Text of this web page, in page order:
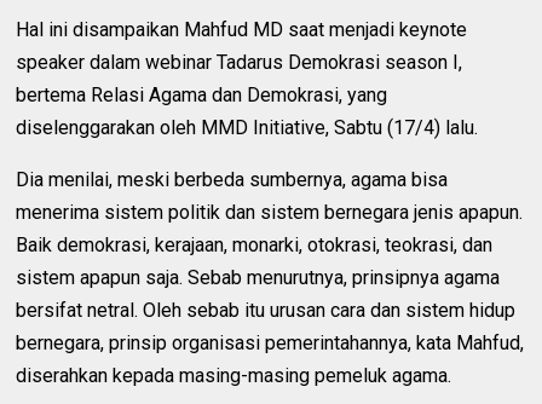
Hal ini disampaikan Mahfud MD saat menjadi keynote
speaker dalam webinar Tadarus Demokrasi season I,
bertema Relasi Agama dan Demokrasi, yang
diselenggarakan oleh MMD Initiative, Sabtu (17/4) lalu.
Dia menilai, meski berbeda sumbernya, agama bisa
menerima sistem politik dan sistem bernegara jenis apapun.
Baik demokrasi, kerajaan, monarki, otokrasi, teokrasi, dan
sistem apapun saja. Sebab menurutnya, prinsipnya agama
bersifat netral. Oleh sebab itu urusan cara dan sistem hidup
bernegara, prinsip organisasi pemerintahannya, kata Mahfud,
diserahkan kepada masing-masing pemeluk agama.